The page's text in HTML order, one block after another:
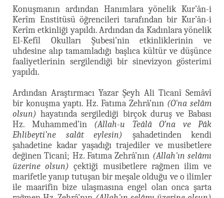
Konuşmanın ardından Hanımlara yönelik Kur’ân-i
Kerîm Enstitüsü öğrencileri tarafından bir Kur’ân-i
Kerîm etkinliği yapıldı. Ardından da Kadınlara yönelik
El-Kefîl Okulları Şubesi’nin etkinliklerinin ve
uhdesine alıp tamamladığı başlıca kültür ve düşünce
faaliyetlerinin sergilendiği bir sinevizyon gösterimi
yapıldı.
Ardından Araştırmacı Yazar Şeyh Ali Ticanî Semâvî
bir konuşma yaptı. Hz. Fatıma Zehrâ’nın (O'na selâm
olsun) hayatında sergilediği birçok duruş ve Babası
Hz. Muhammed’in (Allah-u Teâlâ O’na ve Pâk
Ehlibeyti’ne salât eylesin) şahadetinden kendi
şahadetine kadar yaşadığı trajediler ve musibetlere
değinen Ticanî; Hz. Fatıma Zehrâ’nın (Allah'ın selâmı
üzerine olsun) çektiği musibetlere rağmen ilim ve
marifetle yanıp tutuşan bir meşale olduğu ve o ilimler
ile maarifin bize ulaşmasına engel olan onca şarta